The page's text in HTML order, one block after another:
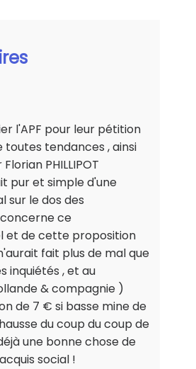
l'APF pour leur pétition
tendances , ainsi
PHILLIPOT
pur et simple d'une
sur le dos des
ce
et de cette proposition
fait plus de mal que
inquiétés , et au
& compagnie )
de 7 € si basse mine de
du coup du coup de
une bonne chose de
social !